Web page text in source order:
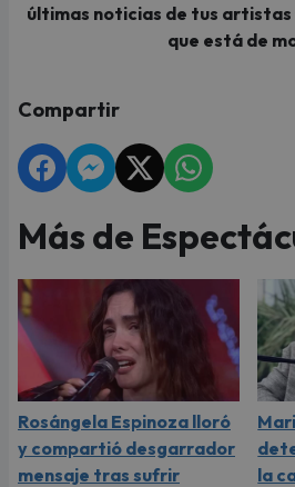
últimas noticias de tus
que está de
Compartir
Más de
Rosángela Espinoza lloró
y compartió desgarrador
mensaje tras sufrir
la